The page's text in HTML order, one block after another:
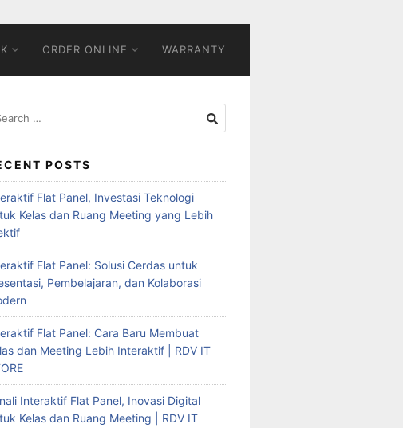
ORDER ONLINE WARRANTY
POSTS
Flat Panel, Investasi Teknologi
Kelas dan Ruang Meeting yang Lebih
Flat Panel: Solusi Cerdas untuk
Pembelajaran, dan Kolaborasi
Flat Panel: Cara Baru Membuat
dan Meeting Lebih Interaktif | RDV IT
Interaktif Flat Panel, Inovasi Digital
Kelas dan Ruang Meeting | RDV IT